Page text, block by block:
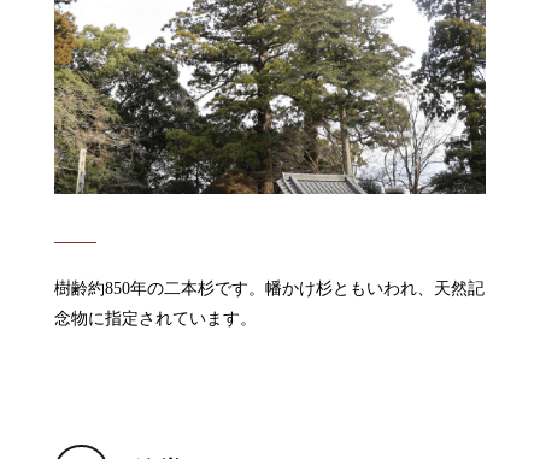
樹齢約850年の二本杉です。幡かけ杉ともいわれ、天然記
念物に指定されています。